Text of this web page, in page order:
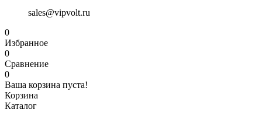
sales@vipvolt.ru
0
Избранное
0
Сравнение
0
Ваша корзина пуста!
Корзина
Каталог